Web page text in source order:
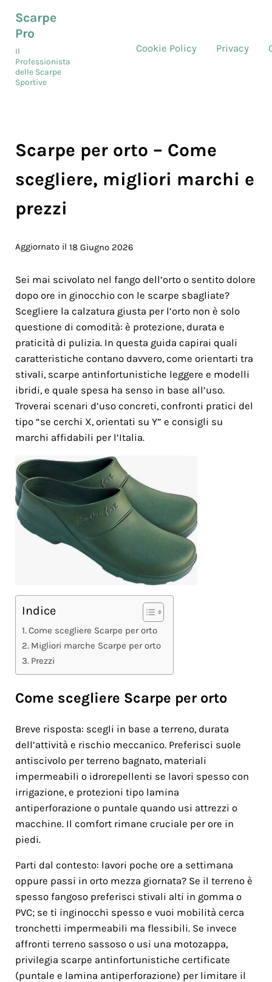
Scarpe
Pro
Il
Professionista
delle Scarpe
Sportive
Cookie Policy Privacy
Scarpe per orto​ – Come
scegliere, migliori marchi e
prezzi
Aggiornato il 18 Giugno 2026
Sei mai scivolato nel fango dell’orto o sentito dolore
dopo ore in ginocchio con le scarpe sbagliate?
Scegliere la calzatura giusta per l’orto non è solo
questione di comodità: è protezione, durata e
praticità di pulizia. In questa guida capirai quali
caratteristiche contano davvero, come orientarti tra
stivali, scarpe antinfortunistiche leggere e modelli
ibridi, e quale spesa ha senso in base all’uso.
Troverai scenari d’uso concreti, confronti pratici del
tipo “se cerchi X, orientati su Y” e consigli su
marchi affidabili per l’Italia.
Indice
Come scegliere Scarpe per orto
Migliori marche Scarpe per orto
Prezzi
Come scegliere Scarpe per orto
Breve risposta: scegli in base a terreno, durata
dell’attività e rischio meccanico. Preferisci suole
antiscivolo per terreno bagnato, materiali
impermeabili o idrorepellenti se lavori spesso con
irrigazione, e protezioni tipo lamina
antiperforazione o puntale quando usi attrezzi o
macchine. Il comfort rimane cruciale per ore in
piedi.
Parti dal contesto: lavori poche ore a settimana
oppure passi in orto mezza giornata? Se il terreno è
spesso fangoso preferisci stivali alti in gomma o
PVC; se ti inginocchi spesso e vuoi mobilità cerca
tronchetti impermeabili ma flessibili. Se invece
affronti terreno sassoso o usi una motozappa,
privilegia scarpe antinfortunistiche certificate
(puntale e lamina antiperforazione) per limitare il